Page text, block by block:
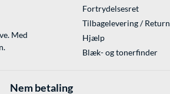
Med
Fortrydelsesret
Tilbagelevering / Return
Hjælp
Blæk- og tonerfinder
Nem betaling